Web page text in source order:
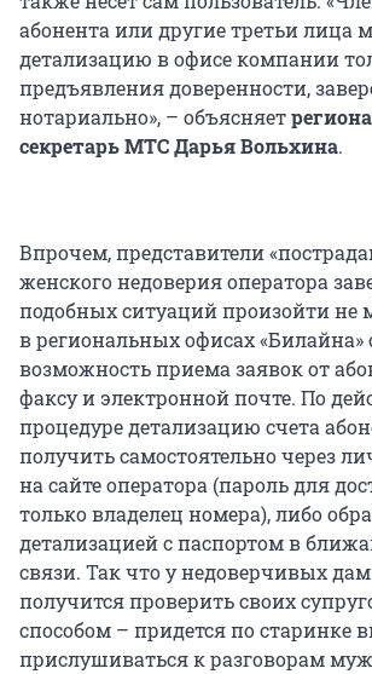
абонента или другие третьи лица
детализацию в офисе компании
предъявления доверенности,
нотариально», – объясняет
секретарь МТС Дарья Вольхина.
Впрочем, представители
женского недоверия оператора
подобных ситуаций произойти не
в региональных офисах «Билайна»
возможность приема заявок от
факсу и электронной почте. По
процедуре детализацию счета
получить самостоятельно через
на сайте оператора (пароль для
только владелец номера), либо
детализацией с паспортом в
связи. Так что у недоверчивых
получится проверить своих
способом – придется по старинке
прислушиваться к разговорам